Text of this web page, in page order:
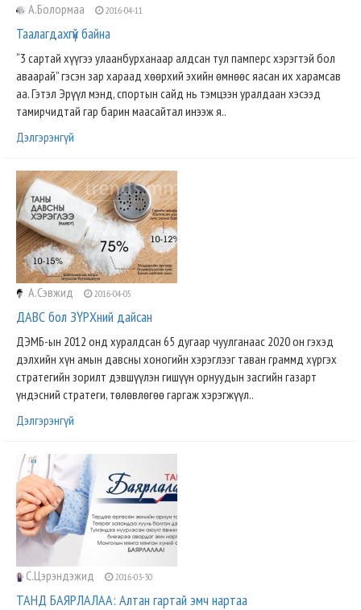
А.Болормаа 2016-04-11
Таалагдахгүй байна
“3 сартай хүүгээ улаанбурханаар алдсан тул памперс хэрэгтэй бол
аваарай” гэсэн зар хараад хөөрхий эхийн өмнөөс яасан их харамсав
аа. Гэтэл Эрүүл мэнд, спортын сайд нь тэмцээн уралдаан хэсээд
тамирчидтай гар барин маасайтал инээж я..
Дэлгэрэнгүй
А.Сэвжид 2016-04-05
ДАВС бол ЗҮРХний дайсан
ДЭМБ-ын 2012 онд хуралдсан 65 дугаар чуулганаас 2020 он гэхэд
дэлхийн хүн амын давсны хоногийн хэрэглээг таван граммд хүргэх
стратегийн зорилт дэвшүүлэн гишүүн орнуудын засгийн газарт
үндэсний стратеги, төлөвлөгөө гаргаж хэрэгжүүл..
Дэлгэрэнгүй
С.Цэрэндэжид 2016-03-30
ТАНД БАЯРЛАЛАА: Алтан гартай эмч нартаа